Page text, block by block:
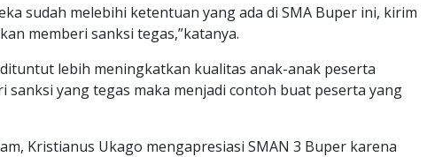
sudah melebihi ketentuan yang ada di SMA Buper ini, kirim
memberi sanksi tegas,”katanya.
lebih meningkatkan kualitas anak-anak peserta
sanksi yang tegas maka menjadi contoh buat peserta yang
Kristianus Ukago mengapresiasi SMAN 3 Buper karena